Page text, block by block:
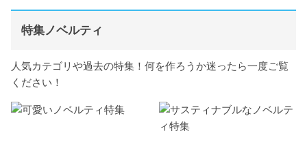
特集ノベルティ
人気カテゴリや過去の特集！何を作ろうか迷ったら一度ご覧
ください！